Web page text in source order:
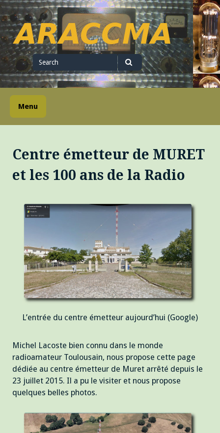
Skip
to
content
ARACCMA
Search
for
Search
Menu
Centre émetteur de MURET
et les 100 ans de la Radio
L’entrée du centre émetteur aujourd’hui (Google)
Michel Lacoste bien connu dans le monde
radioamateur Toulousain, nous propose cette page
dédiée au centre émetteur de Muret arrêté depuis le
23 juillet 2015. Il a pu le visiter et nous propose
quelques belles photos.